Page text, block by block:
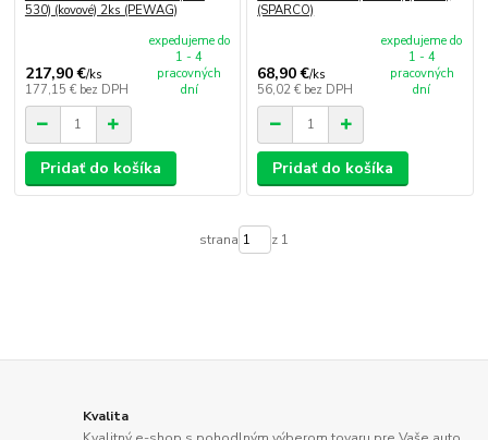
530) (kovové) 2ks (PEWAG)
217,90 €/ks
177,15 € bez DPH
expedujeme do
1 - 4
pracovných
dní
Pridať do košíka
(SPARCO)
68,90 €/ks
56,02 € bez DPH
expedujeme do
1 - 4
pracovných
dní
Pridať do košíka
strana z 1
Kvalita